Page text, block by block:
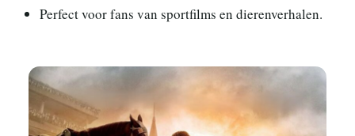
Perfect voor fans van sportfilms en dierenverhalen.